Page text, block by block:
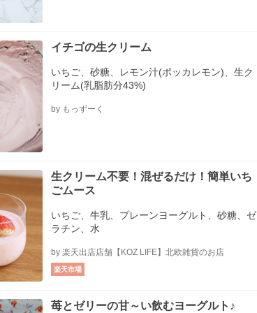
イチゴの生クリーム
いちご、砂糖、レモン汁(ポッカレモン)、生ク
リーム(乳脂肪分43%)
by もっずーく
生クリーム不要！混ぜるだけ！簡単いち
ごムース
いちご、牛乳、プレーンヨーグルト、砂糖、ゼ
ラチン、水
by 楽天出店店舗【KOZ LIFE】北欧雑貨のお店
楽天市場
苺とゼリーの甘～い飲むヨーグルト♪